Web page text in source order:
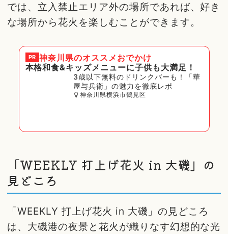
では、立入禁止エリア外の場所であれば、好き
な場所から花火を楽しむことができます。
PR 神奈川県のオススメおでかけ
本格和食&キッズメニューに子供も大満足！
3歳以下無料のドリンクバーも！「華
屋与兵衛」の魅力を徹底レポ
神奈川県横浜市鶴見区
「WEEKLY 打上げ花火 in 大磯」の
見どころ
「WEEKLY 打上げ花火 in 大磯」の見どころ
は、大磯港の夜景と花火が織りなす幻想的な光